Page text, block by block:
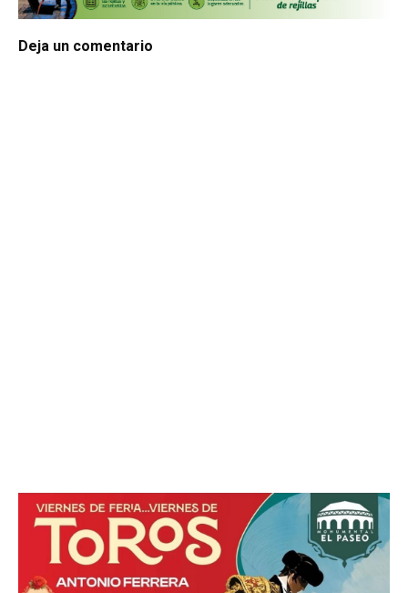
Deja un comentario